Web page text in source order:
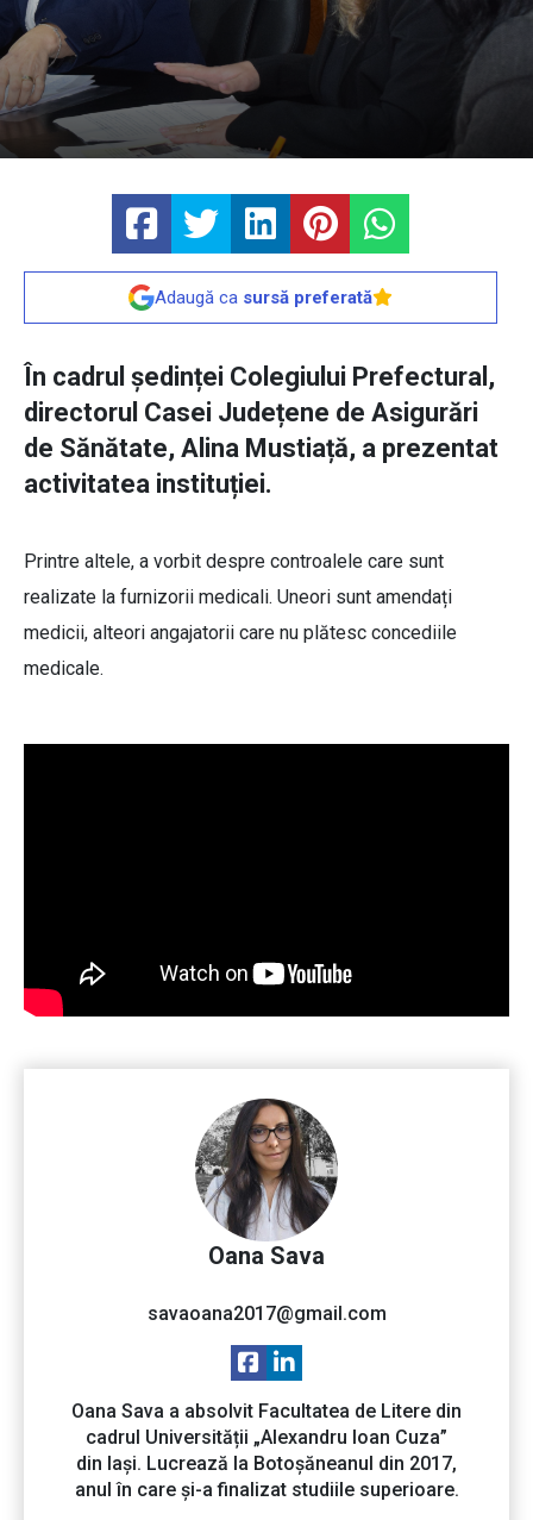
Adaugă ca sursă preferată
În cadrul ședinței Colegiului Prefectural,
directorul Casei Județene de Asigurări
de Sănătate, Alina Mustiață, a prezentat
activitatea instituției.
Printre altele, a vorbit despre controalele care sunt
realizate la furnizorii medicali. Uneori sunt amendați
medicii, alteori angajatorii care nu plătesc concediile
medicale.
Oana Sava
savaoana2017@gmail.com
Oana Sava a absolvit Facultatea de Litere din
cadrul Universității „Alexandru Ioan Cuza”
din Iași. Lucrează la Botoșăneanul din 2017,
anul în care și-a finalizat studiile superioare.